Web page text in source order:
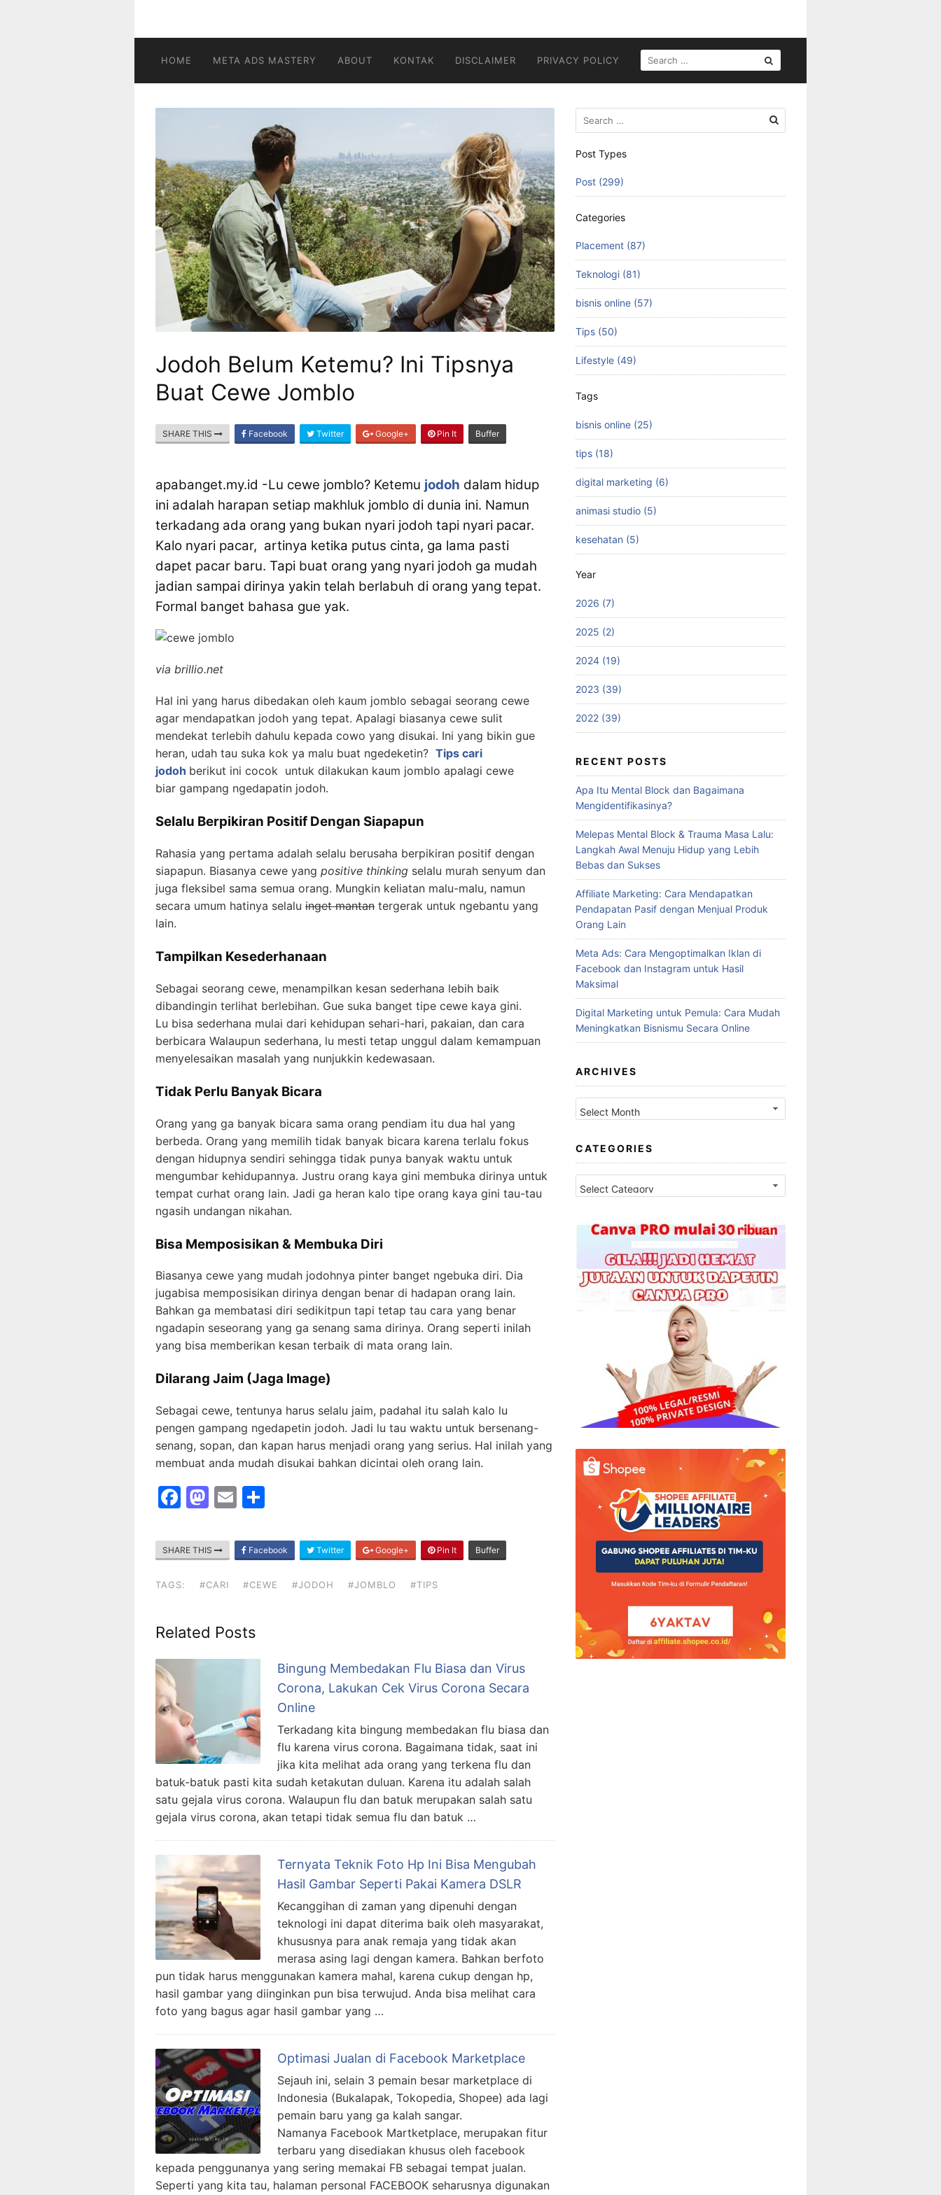
HOME META ADS MASTERY ABOUT KONTAK DISCLAIMER PRIVACY POLICY
FOR:
Jodoh Belum Ketemu? Ini Tipsnya
Buat Cewe Jomblo
SHARE THIS Facebook Twitter Google+ Pin It Buffer
apabanget.my.id -Lu cewe jomblo? Ketemu jodoh dalam hidup
ini adalah harapan setiap makhluk jomblo di dunia ini. Namun
terkadang ada orang yang bukan nyari jodoh tapi nyari pacar.
Kalo nyari pacar, artinya ketika putus cinta, ga lama pasti
dapet pacar baru. Tapi buat orang yang nyari jodoh ga mudah
jadian sampai dirinya yakin telah berlabuh di orang yang tepat.
Formal banget bahasa gue yak.
via brillio.net
Hal ini yang harus dibedakan oleh kaum jomblo sebagai seorang cewe
agar mendapatkan jodoh yang tepat. Apalagi biasanya cewe sulit
mendekat terlebih dahulu kepada cowo yang disukai. Ini yang bikin gue
heran, udah tau suka kok ya malu buat ngedeketin? Tips cari
jodoh berikut ini cocok untuk dilakukan kaum jomblo apalagi cewe
biar gampang ngedapatin jodoh.
Selalu Berpikiran Positif Dengan Siapapun
Rahasia yang pertama adalah selalu berusaha berpikiran positif dengan
siapapun. Biasanya cewe yang positive thinking selalu murah senyum dan
juga fleksibel sama semua orang. Mungkin keliatan malu-malu, namun
secara umum hatinya selalu inget mantan tergerak untuk ngebantu yang
lain.
Tampilkan Kesederhanaan
Sebagai seorang cewe, menampilkan kesan sederhana lebih baik
dibandingin terlihat berlebihan. Gue suka banget tipe cewe kaya gini.
Lu bisa sederhana mulai dari kehidupan sehari-hari, pakaian, dan cara
berbicara Walaupun sederhana, lu mesti tetap unggul dalam kemampuan
menyelesaikan masalah yang nunjukkin kedewasaan.
Tidak Perlu Banyak Bicara
Orang yang ga banyak bicara sama orang pendiam itu dua hal yang
berbeda. Orang yang memilih tidak banyak bicara karena terlalu fokus
dengan hidupnya sendiri sehingga tidak punya banyak waktu untuk
mengumbar kehidupannya. Justru orang kaya gini membuka dirinya untuk
tempat curhat orang lain. Jadi ga heran kalo tipe orang kaya gini tau-tau
ngasih undangan nikahan.
Bisa Memposisikan & Membuka Diri
Biasanya cewe yang mudah jodohnya pinter banget ngebuka diri. Dia
jugabisa memposisikan dirinya dengan benar di hadapan orang lain.
Bahkan ga membatasi diri sedikitpun tapi tetap tau cara yang benar
ngadapin seseorang yang ga senang sama dirinya. Orang seperti inilah
yang bisa memberikan kesan terbaik di mata orang lain.
Dilarang Jaim (Jaga Image)
Sebagai cewe, tentunya harus selalu jaim, padahal itu salah kalo lu
pengen gampang ngedapetin jodoh. Jadi lu tau waktu untuk bersenang-
senang, sopan, dan kapan harus menjadi orang yang serius. Hal inilah yang
membuat anda mudah disukai bahkan dicintai oleh orang lain.
F
c
e
b
o
k
M
st
o
d
n
E
ai
l
ar
e
SHARE THIS Facebook Twitter Google+ Pin It Buffer
TAGS: #CARI #CEWE #JODOH #JOMBLO #TIPS
Related Posts
Bingung Membedakan Flu Biasa dan Virus
Corona, Lakukan Cek Virus Corona Secara
Online
Terkadang kita bingung membedakan flu biasa dan
flu karena virus corona. Bagaimana tidak, saat ini
jika kita melihat ada orang yang terkena flu dan
batuk-batuk pasti kita sudah ketakutan duluan. Karena itu adalah salah
satu gejala virus corona. Walaupun flu dan batuk merupakan salah satu
gejala virus corona, akan tetapi tidak semua flu dan batuk …
Ternyata Teknik Foto Hp Ini Bisa Mengubah
Hasil Gambar Seperti Pakai Kamera DSLR
Kecanggihan di zaman yang dipenuhi dengan
teknologi ini dapat diterima baik oleh masyarakat,
khususnya para anak remaja yang tidak akan
merasa asing lagi dengan kamera. Bahkan berfoto
pun tidak harus menggunakan kamera mahal, karena cukup dengan hp,
hasil gambar yang diinginkan pun bisa terwujud. Anda bisa melihat cara
foto yang bagus agar hasil gambar yang …
Optimasi Jualan di Facebook Marketplace
Sejauh ini, selain 3 pemain besar marketplace di
Indonesia (Bukalapak, Tokopedia, Shopee) ada lagi
pemain baru yang ga kalah sangar.
Namanya Facebook Martketplace, merupakan fitur
terbaru yang disediakan khusus oleh facebook
kepada penggunanya yang sering memakai FB sebagai tempat jualan.
Seperti yang kita tau, halaman personal FACEBOOK seharusnya digunakan
Search
for:
Post Types
Post (299)
Categories
Placement (87)
Teknologi (81)
bisnis online (57)
Tips (50)
Lifestyle (49)
Tags
bisnis online (25)
tips (18)
digital marketing (6)
animasi studio (5)
kesehatan (5)
Year
2026 (7)
2025 (2)
2024 (19)
2023 (39)
2022 (39)
RECENT POSTS
Apa Itu Mental Block dan Bagaimana
Mengidentifikasinya?
Melepas Mental Block & Trauma Masa Lalu:
Langkah Awal Menuju Hidup yang Lebih
Bebas dan Sukses
Affiliate Marketing: Cara Mendapatkan
Pendapatan Pasif dengan Menjual Produk
Orang Lain
Meta Ads: Cara Mengoptimalkan Iklan di
Facebook dan Instagram untuk Hasil
Maksimal
Digital Marketing untuk Pemula: Cara Mudah
Meningkatkan Bisnismu Secara Online
ARCHIVES
Archives
CATEGORIES
Categories